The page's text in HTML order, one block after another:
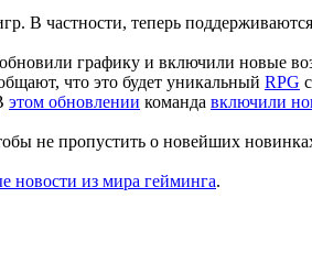
В частности, теперь
графику и включили новые
что это будет уникальный RPG
этом обновлении команда включили
не пропустить о новейших
новости из мира гейминга.